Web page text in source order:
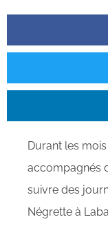
Durant les
accompagnés
suivre des
Négrette à